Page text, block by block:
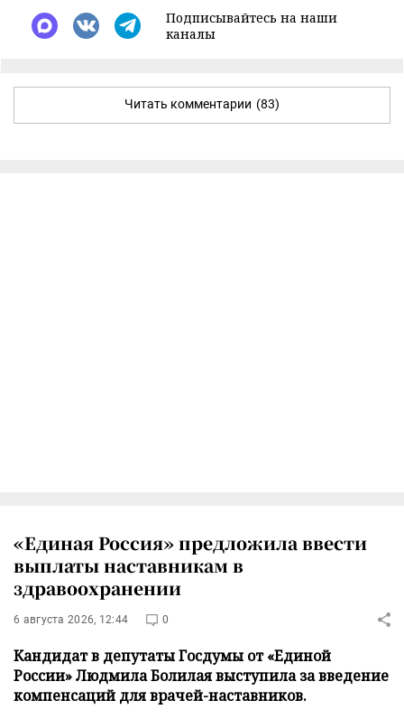
Подписывайтесь на наши
каналы
Читать комментарии (83)
«Единая Россия» предложила ввести
выплаты наставникам в
здравоохранении
6 августа 2026, 12:44 0
Кандидат в депутаты Госдумы от «Единой
России» Людмила Болилая выступила за введение
компенсаций для врачей-наставников.